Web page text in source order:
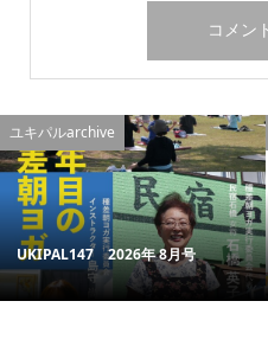
ユキパルarchive
UKIPAL147 2026年 8月号